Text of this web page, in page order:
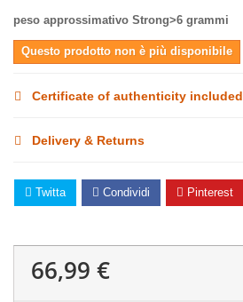
peso approssimativo Strong>6 grammi
Questo prodotto non è più disponibile
Certificate of authenticity included
Delivery & Returns
Twitta Condividi Pinterest
66,99 €